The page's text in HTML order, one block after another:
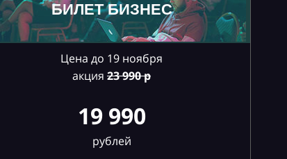
БИЛЕТ БИЗНЕС
Цена до 19 ноября
акция 23990 р
19 990
рублей